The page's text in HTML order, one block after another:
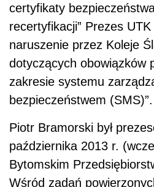
certyfikaty
recertyfikacji” Prezes UTK
naruszenie przez Koleje
dotyczących obowiązków
zakresie systemu
bezpieczeństwem (SMS)”.
Piotr Bramorski był
października 2013 r.
Bytomskim
Wśród zadań